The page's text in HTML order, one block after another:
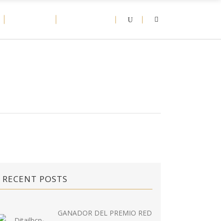
RECENT POSTS
GANADOR DEL PREMIO RED